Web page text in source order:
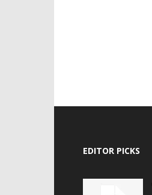
EDITOR PICKS